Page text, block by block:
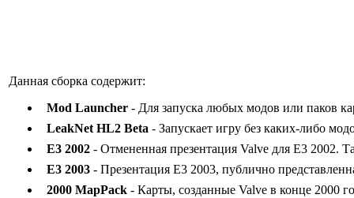
Данная сборка содержит:
Mod Launcher - Для запуска любых модов или паков
LeakNet HL2 Beta - Запускает игру без каких-либо
E3 2002 - Отмененная презентация Valve для E3 2002.
E3 2003 - Презентация E3 2003, публично
2000 MapPack - Карты, созданные Valve в конце 2000